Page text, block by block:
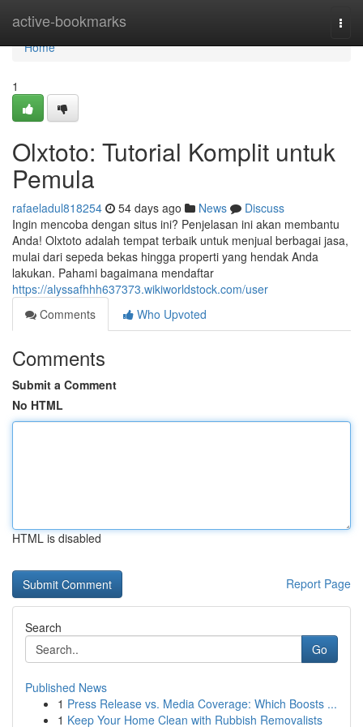
active-bookmarks
Home
Home
1
Olxtoto: Tutorial Komplit untuk
Pemula
rafaeladul818254 54 days ago News
Discuss
Ingin mencoba dengan situs ini? Penjelasan ini akan membantu
Anda! Olxtoto adalah tempat terbaik untuk menjual berbagai jasa,
mulai dari sepeda bekas hingga properti yang hendak Anda
lakukan. Pahami bagaimana mendaftar
https://alyssafhhh637373.wikiworldstock.com/user
Comments
Who Upvoted
Comments
Submit a Comment
No HTML
HTML is disabled
Report Page
Search
Go
Published News
1 Press Release vs. Media Coverage: Which Boosts ...
1 Keep Your Home Clean with Rubbish Removalists